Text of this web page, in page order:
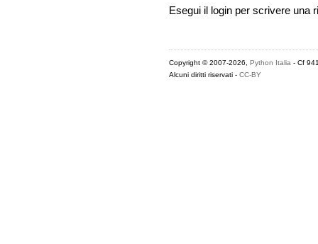
Esegui il login per scrivere una
Copyright © 2007-2026, Python Italia- Cf
Alcuni diritti riservati - CC-BY